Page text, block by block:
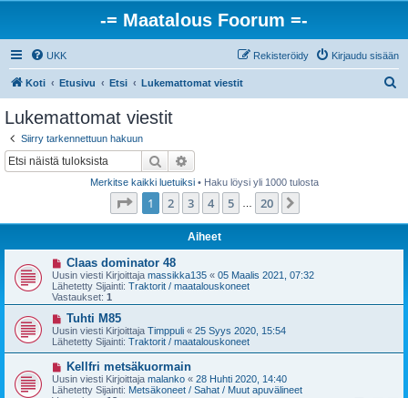
-= Maatalous Foorum =-
UKK Kirjaudu sisään
Rekisteröidy
Koti Etusivu Etsi Lukemattomat viestit
Lukemattomat viestit
Siirry tarkennettuun hakuun
Etsi
Merkitse kaikki luetuiksi• Haku löysi yli 1000 tulosta
Sivu /20
1 2 3 4 5 20
Aiheet
U
u
s
i
v
s
t
Claas dominator 48
Uusin viesti Kirjoittaja massikka135 « 05 Maalis 2021, 07:32
Lähetetty Sijainti: Traktorit / maatalouskoneet
Vastaukset: 1
U
u
s
i
v
e
s
Tuhti M85
Uusin viesti Kirjoittaja Timppuli « 25 Syys 2020, 15:54
Lähetetty Sijainti: Traktorit / maatalouskoneet
U
u
s
Kellfri metsäkuormain
Uusin viesti Kirjoittaja malanko « 28 Huhti 2020, 14:40
Lähetetty Sijainti: Metsäkoneet / Sahat / Muut apuvälineet